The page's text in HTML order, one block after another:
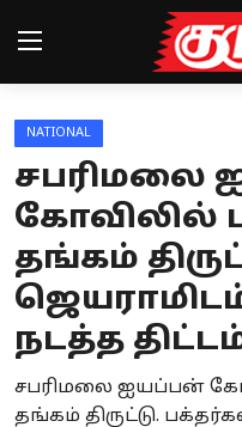
Home
Magazines
Games
Cinema
Videos
Health
NATIONAL
சபரிமலை
கோவிலில்
தங்கம்
நடத்த
சபரிமலை ஐயப்பன்
தங்கம் திருட்டு.